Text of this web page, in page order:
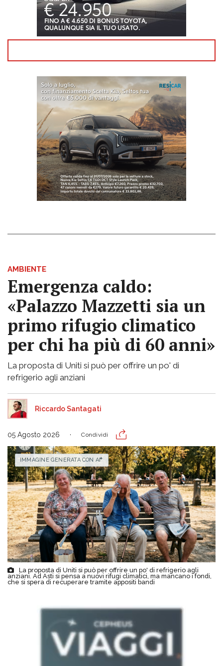
AMBIENTE
Emergenza caldo:
«Palazzo Mazzetti sia un
primo rifugio climatico
per chi ha più di 60 anni»
La proposta di Uniti si può per offrire un po' di
refrigerio agli anziani
Riccardo Santagati
05 Agosto 2026 Condividi
La proposta di Uniti si può per offrire un po' di refrigerio agli
anziani. Ad Asti si pensa a nuovi rifugi climatici, ma mancano i fondi,
che si spera di recuperare tramite appositi bandi
IMMAGINE GENERATA CON AI